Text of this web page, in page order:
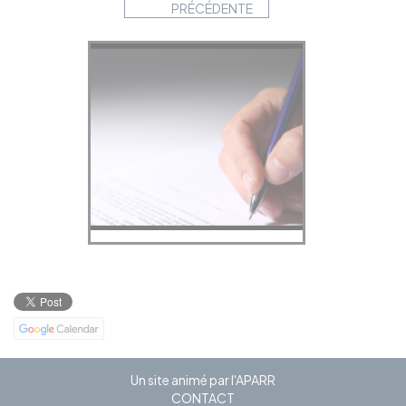
PRÉCÉDENTE
Un site animé par l'APARR
CONTACT